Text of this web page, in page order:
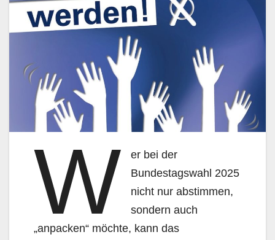
W
er bei der
Bundestagswahl 2025
nicht nur abstimmen,
sondern auch
„anpacken“ möchte, kann das